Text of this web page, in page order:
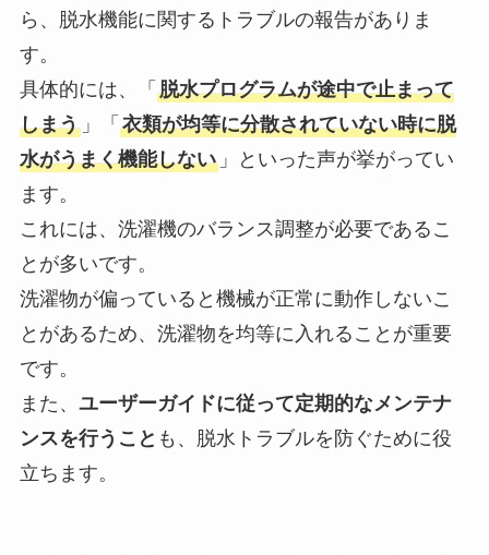
ら、脱水機能に関するトラブルの報告がありま
す。
具体的には、「 脱水プログラムが途中で止まって
しまう」「 衣類が均等に分散されていない時に脱
水がうまく機能しない」といった声が挙がってい
ます。
これには、洗濯機のバランス調整が必要であるこ
とが多いです。
洗濯物が偏っていると機械が正常に動作しないこ
とがあるため、洗濯物を均等に入れることが重要
です。
また、 ユーザーガイドに従って定期的なメンテナ
ンスを行うこと も、脱水トラブルを防ぐために役
立ちます。